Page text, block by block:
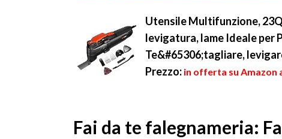
Utensile Multifunzione,
levigatura, lame Ideale per
Te&#65306;tagliare,
Prezzo: in offerta su Amazon
Fai da te falegnameria: